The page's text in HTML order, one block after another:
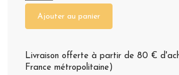
Ajouter au panier
Livraison offerte à partir de 80 €
France métropolitaine)